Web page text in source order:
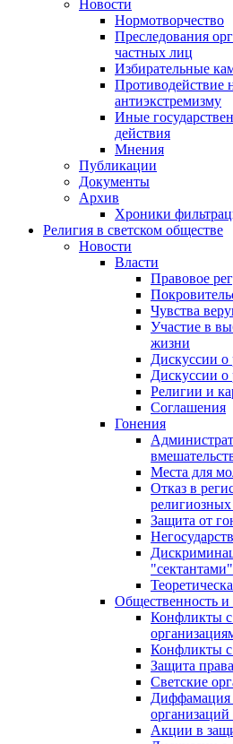
Новости
Нормотворчество
Преследования
частных лиц
Избирательные
Противодействие
антиэкстремизму
Иные
действия
Мнения
Публикации
Документы
Архив
Хроники
Религия в светском обществе
Новости
Власти
Правовое
Чувства
Участие в
жизни
Дискуссии о
Дискуссии о
Религии и
Соглашения
Гонения
Места для
Отказ в
Защита от
"сектантами"
Общественность
Конфликты
Конфликты
Защита
Светские
Диффамация
Акции в